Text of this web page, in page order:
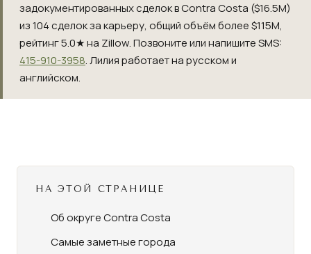
задокументированных сделок в Contra Costa ($16.5M)
из 104 сделок за карьеру, общий объём более $115M,
рейтинг 5.0★ на Zillow. Позвоните или напишите SMS:
415-910-3958. Лилия работает на русском и
английском.
НА ЭТОЙ СТРАНИЦЕ
Об округе Contra Costa
Самые заметные города